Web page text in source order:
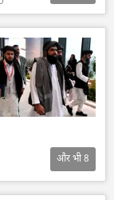
और भी8